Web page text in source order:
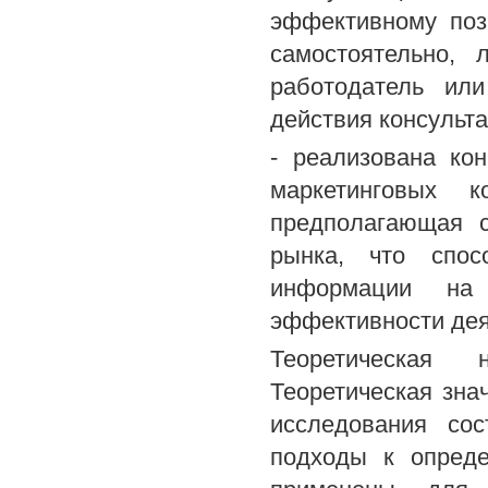
эффективному
работодатель
действия
- реализована
маркетинговых
предполагающая
рынка, что
информации
эффективности
Теоретическая
Теоретическая
исследования
подходы к